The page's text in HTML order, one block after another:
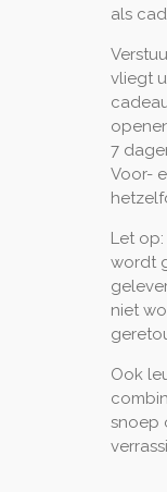
als
vliegt
7
Voor-
Let
wordt
niet
Ook
snoep